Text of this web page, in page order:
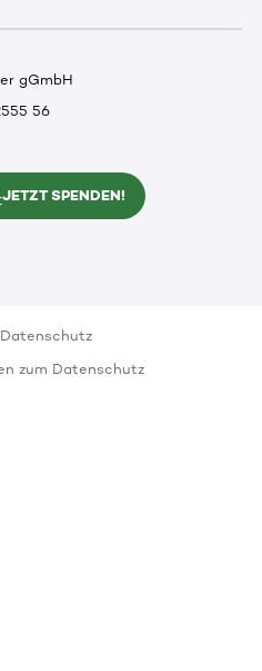
gGmbH
56
JETZT SPENDEN!
Datenschutz
zum Datenschutz